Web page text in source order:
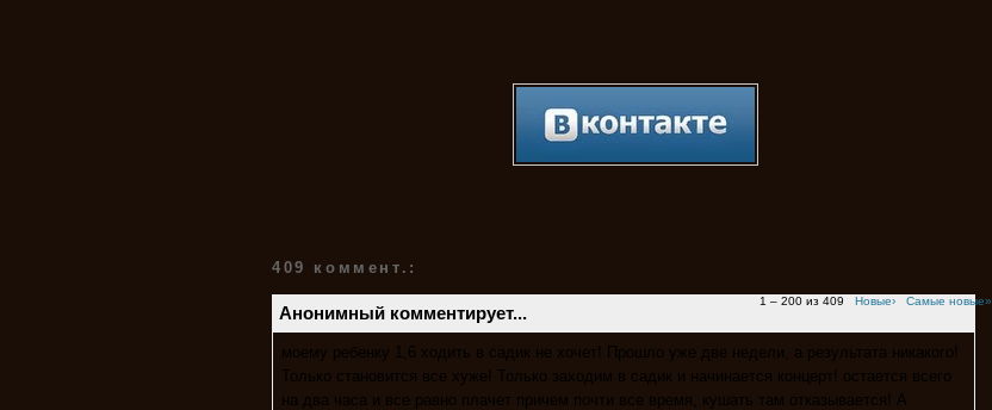
409 коммент.:
1 – 200 из 409 Новые› Самые новые»
Анонимный комментирует...
моему ребенку 1,6 ходить в садик не хочет! Прошло уже две недели, а результата никакого!
Только становится все хуже! Только заходим в садик и начинается концерт! остается всего
на два часа и все равно плачет причем почти все время, кушать там отказывается! А